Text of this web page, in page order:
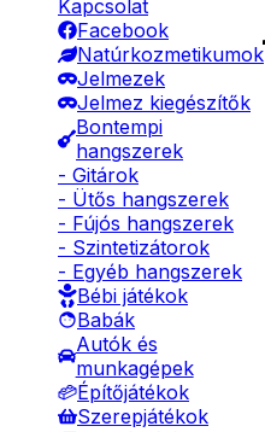
Kapcsolat
Facebook
Natúrkozmetikumok
Jelmezek
Jelmez kiegészítők
Bontempi
hangszerek
- Gitárok
- Ütős hangszerek
- Fújós hangszerek
- Szintetizátorok
- Egyéb hangszerek
Bébi játékok
Babák
Autók és
munkagépek
Építőjátékok
Szerepjátékok